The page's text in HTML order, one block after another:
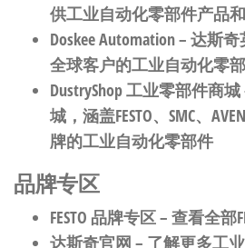
供工业自动化零部件产品
Doskee Automation– 达斯
全球客户的工业自动化零
DustryShop 工业零部件商城
城，涵盖FESTO、SMC、
牌的工业自动化零部件
品牌专区
FESTO 品牌专区– 查看全部
达斯奇官网 – 了解更多工